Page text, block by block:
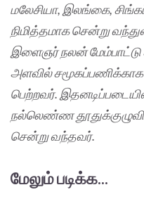
மலேசியா, இலங்கை,
நிமித்தமாக சென்று
இளைஞர் நலன் மேம்பாட்டு
அளவில் சமூகப்பணிக்காக
பெற்றவர்.
நல்லெண்ண
சென்று வந்தவர்.
மேலும் படிக்க...